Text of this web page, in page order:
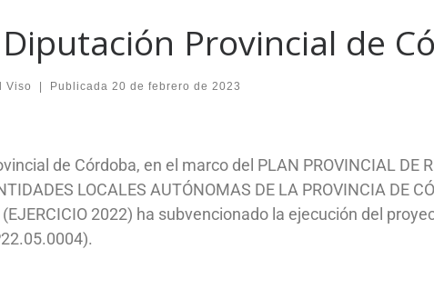
Provincial de
Viso Publicada 20 de febrero de 2023
de Córdoba, en el marco del PLAN PROVINCIAL DE
LOCALES AUTÓNOMAS DE LA PROVINCIA DE
2022) ha subvencionado la ejecución del